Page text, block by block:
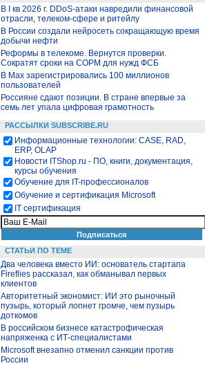
В I кв 2026 г. DDoS-атаки навредили финансовой
отрасли, телеком-сфере и ритейлу
В России создали нейросеть сокращающую время
добычи нефти
Реформы в телекоме. Вернутся проверки.
Сократят сроки на СОРМ для нужд ФСБ
В Max зарегистрировались 100 миллионов
пользователей
Россияне сдают позиции. В стране впервые за
семь лет упала цифровая грамотность
РАССЫЛКИ SUBSCRIBE.RU
Информационные технологии: CASE, RAD,
ERP, OLAP
Новости ITShop.ru - ПО, книги, документация,
курсы обучения
Обучение для IT-профессионалов
Обучение и сертификация Microsoft
IT сертификация
СТАТЬИ ПО ТЕМЕ
Два человека вместо ИИ: основатель стартапа
Fireflies рассказал, как обманывал первых
клиентов
Авторитетный экономист: ИИ это рыночный
пузырь, который лопнет громче, чем пузырь
доткомов
В российском бизнесе катастрофическая
напряженка с ИТ-специалистами
Microsoft внезапно отменил санкции против
России